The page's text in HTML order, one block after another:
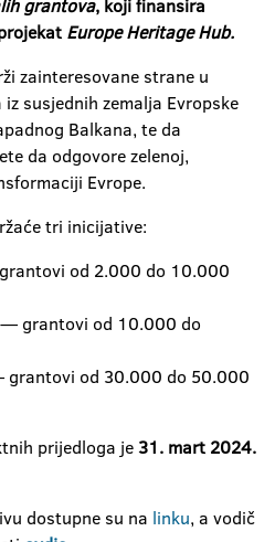
grantova, koji finansira
EuropeHeritageHub.
zainteresovane strane u
susjednih zemalja Evropske
Balkana, te da
da odgovore zelenoj,
Evrope.
tri inicijative:
od 2.000 do 10.000
grantovi od 10.000 do
od 30.000 do 50.000
prijedloga je31. mart 2024.
dostupne su na linku, a vodič